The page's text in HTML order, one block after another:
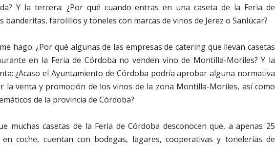
Y la tercera: ¿Por qué cuando entras en una caseta de la Feria de
banderitas, farolillos y toneles con marcas de vinos de Jerez o Sanlúcar?
hago: ¿Por qué algunas de las empresas de catering que llevan casetas
en la Feria de Córdoba no venden vino de Montilla-Moriles? Y la
¿Acaso el Ayuntamiento de Córdoba podría aprobar alguna normativa
la venta y promoción de los vinos de la zona Montilla-Moriles, así como
de la provincia de Córdoba?
muchas casetas de la Feria de Córdoba desconocen que, a apenas 25
coche, cuentan con bodegas, lagares, cooperativas y tonelerías de